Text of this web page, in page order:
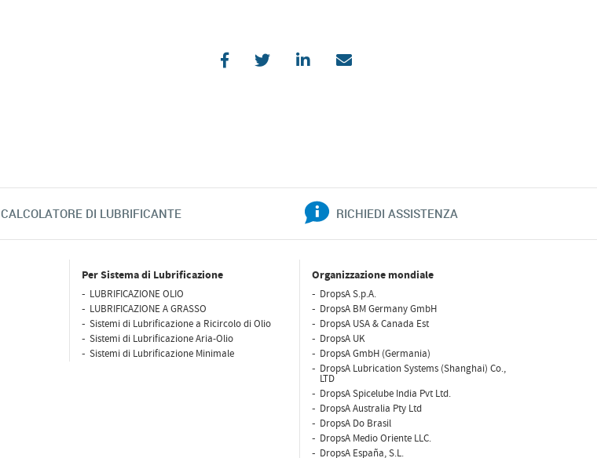
CALCOLATORE DI LUBRIFICANTE RICHIEDI ASSISTENZA
Per Sistema di Lubrificazione
LUBRIFICAZIONE OLIO
LUBRIFICAZIONE A GRASSO
Sistemi di Lubrificazione a Ricircolo di Olio
Sistemi di Lubrificazione Aria-Olio
Sistemi di Lubrificazione Minimale
Organizzazione mondiale
DropsA S.p.A.
DropsA BM Germany GmbH
DropsA USA & Canada Est
DropsA UK
DropsA GmbH (Germania)
DropsA Lubrication Systems (Shanghai) Co.,
LTD
DropsA Spicelube India Pvt Ltd.
DropsA Australia Pty Ltd
DropsA Do Brasil
DropsA Medio Oriente LLC.
DropsA España, S.L.